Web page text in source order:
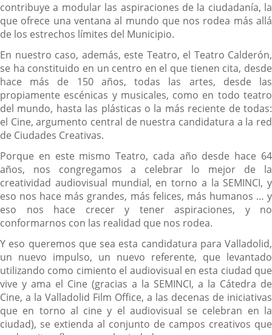
contribuye a modular las aspiraciones de la ciudadanía, la
que ofrece una ventana al mundo que nos rodea más allá
de los estrechos límites del Municipio.
En nuestro caso, además, este Teatro, el Teatro Calderón,
se ha constituido en un centro en el que tienen cita, desde
hace más de 150 años, todas las artes, desde las
propiamente escénicas y musicales, como en todo teatro
del mundo, hasta las plásticas o la más reciente de todas:
el Cine, argumento central de nuestra candidatura a la red
de Ciudades Creativas.
Porque en este mismo Teatro, cada año desde hace 64
años, nos congregamos a celebrar lo mejor de la
creatividad audiovisual mundial, en torno a la SEMINCI, y
eso nos hace más grandes, más felices, más humanos … y
eso nos hace crecer y tener aspiraciones, y no
conformarnos con las realidad que nos rodea.
Y eso queremos que sea esta candidatura para Valladolid,
un nuevo impulso, un nuevo referente, que levantado
utilizando como cimiento el audiovisual en esta ciudad que
vive y ama el Cine (gracias a la SEMINCI, a la Cátedra de
Cine, a la Valladolid Film Office, a las decenas de iniciativas
que en torno al cine y el audiovisual se celebran en la
ciudad), se extienda al conjunto de campos creativos que